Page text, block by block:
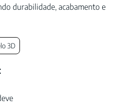
durabilidade, acabamento e
3D